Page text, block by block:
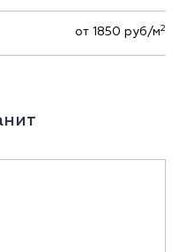
от 1850 руб/м2